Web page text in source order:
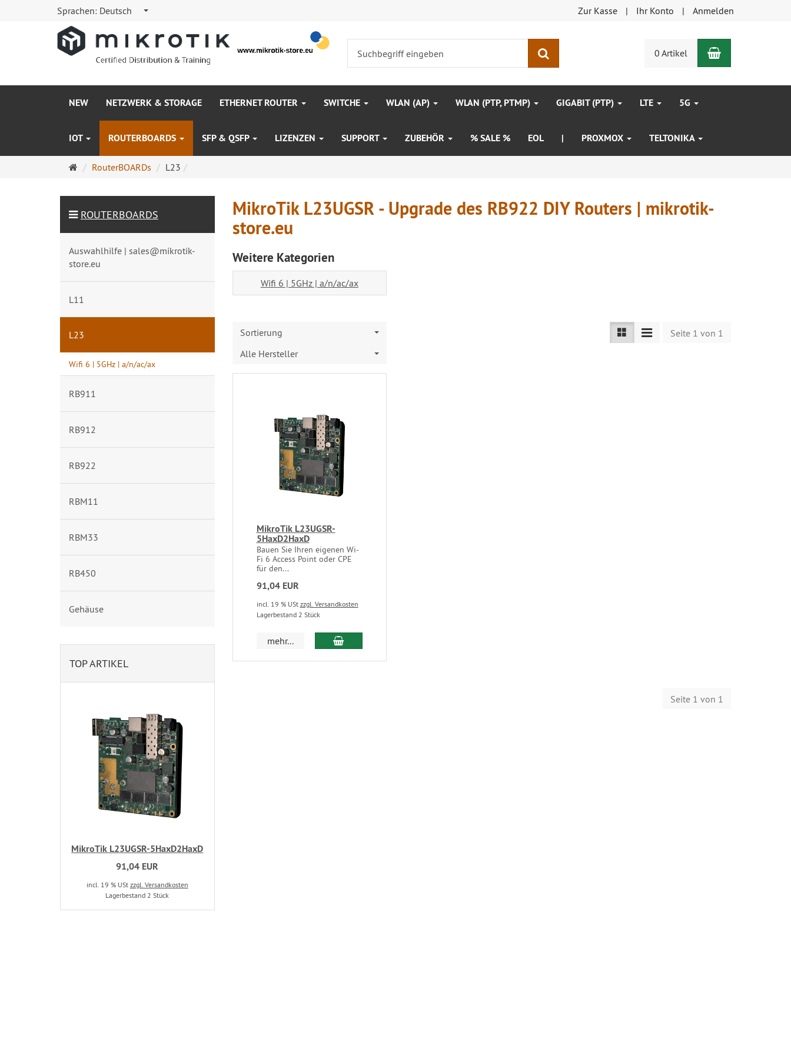
Sprachen: Deutsch Zur Kasse Ihr Konto Anmelden
0 Artikel Warenkorb
NEW NETZWERK & STORAGE ETHERNET ROUTER SWITCHE WLAN (AP) WLAN (PTP, PTMP) GIGABIT (PTP) LTE 5G
IOT ROUTERBOARDS SFP & QSFP LIZENZEN SUPPORT ZUBEHÖR % SALE % EOL | PROXMOX TELTONIKA
Startseite
RouterBOARDs L23
MikroTik L23UGSR - Upgrade des RB922 DIY Routers | mikrotik-
store.eu
Weitere Kategorien
Wifi 6 | 5GHz | a/n/ac/ax
Sortierung
Alle Hersteller
Seite 1 von 1
MikroTik L23UGSR-
5HaxD2HaxD
Bauen Sie Ihren eigenen Wi-
Fi 6 Access Point oder CPE
für den...
91,04 EUR
incl. 19 % USt zzgl. Versandkosten
Lagerbestand 2 Stück
mehr...
Seite 1 von 1
ROUTERBOARDS
Auswahlhilfe | sales@mikrotik-
store.eu
L11
L23
Wifi 6 | 5GHz | a/n/ac/ax
RB911
RB912
RB922
RBM11
RBM33
RB450
Gehäuse
TOP ARTIKEL
MikroTik L23UGSR-5HaxD2HaxD
91,04 EUR
incl. 19 % USt zzgl. Versandkosten
Lagerbestand 2 Stück